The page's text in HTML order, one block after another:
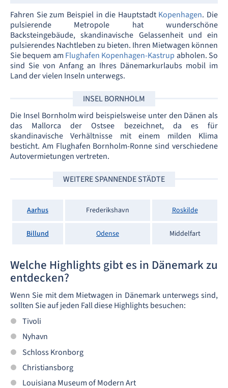
Fahren Sie zum Beispiel in die Hauptstadt Kopenhagen. Die
pulsierende Metropole hat wunderschöne
Backsteingebäude, skandinavische Gelassenheit und ein
pulsierendes Nachtleben zu bieten. Ihren Mietwagen können
Sie bequem am Flughafen Kopenhagen-Kastrup abholen. So
sind Sie von Anfang an Ihres Dänemarkurlaubs mobil im
Land der vielen Inseln unterwegs.
INSEL BORNHOLM
Die Insel Bornholm wird beispielsweise unter den Dänen als
das Mallorca der Ostsee bezeichnet, da es für
skandinavische Verhältnisse mit einem milden Klima
besticht. Am Flughafen Bornholm-Ronne sind verschiedene
Autovermietungen vertreten.
WEITERE SPANNENDE STÄDTE
Aarhus Frederikshavn Roskilde
Billund Odense Middelfart
Welche Highlights gibt es in Dänemark zu
entdecken?
Wenn Sie mit dem Mietwagen in Dänemark unterwegs sind,
sollten Sie auf jeden Fall diese Highlights besuchen:
Tivoli
Nyhavn
Schloss Kronborg
Christiansborg
Louisiana Museum of Modern Art